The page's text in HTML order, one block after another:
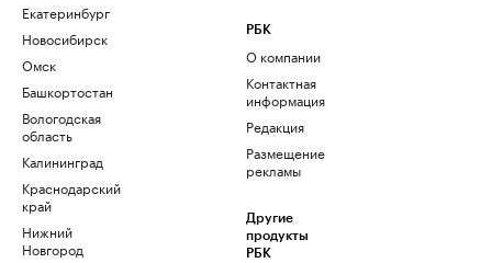
Екатеринбург
Новосибирск
Омск
Башкортостан
Вологодская
область
Калининград
Краснодарский
край
Нижний
Новгород
РБК
О компании
Контактная
информация
Редакция
Размещение
рекламы
Другие
продукты
РБК